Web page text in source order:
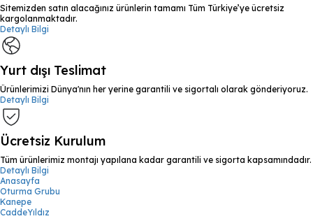
Sitemizden satın alacağınız ürünlerin tamamı Tüm Türkiye’ye ücretsiz
kargolanmaktadır.
Detaylı Bilgi
Yurt dışı Teslimat
Ürünlerimizi Dünya'nın her yerine garantili ve sigortalı olarak gönderiyoruz.
Detaylı Bilgi
Ücretsiz Kurulum
Tüm ürünlerimiz montajı yapılana kadar garantili ve sigorta kapsamındadır.
Detaylı Bilgi
Anasayfa
Oturma Grubu
Kanepe
CaddeYıldız